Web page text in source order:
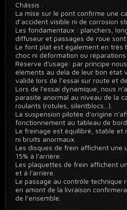
Châssis :
La mise sur le pont confirme une
d’accident visible ni de corrosion
Les fondamentaux : planchers,
diffuseur et passages de roue
Le font plat est également en très
choc ni déformation ou réparations
Réserve d'usage: par principe
éléments au delà de leur bon état
validé lors de l’essai sur route et
Lors de l'essai dynamique, nous
parasite anormal au niveau de la
roulants (rotules, silentblocs...).
La suspension pilotée d'origine
fonctionnement au tableau de bord.
Le freinage est équilibré, stable et
ni bruits anormaux.
Les disques de frein affichent une
15% à l'arrière.
Les plaquettes de frein affichent
et à l'arrière.
Le passage au contrôle technique
en amont de la livraison
de l’ensemble.